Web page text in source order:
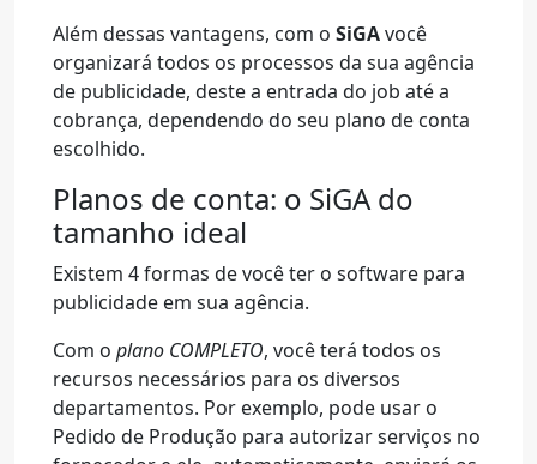
Além dessas vantagens, com o SiGAvocê
organizará todos os processos da sua agência
de publicidade, deste a entrada do job até a
cobrança, dependendo do seu plano de conta
escolhido.
Planos de conta: o SiGA do
tamanho ideal
Existem 4 formas de você ter o software para
publicidade em sua agência.
Com o plano COMPLETO, você terá todos os
recursos necessários para os diversos
departamentos. Por exemplo, pode usar o
Pedido de Produção para autorizar serviços no